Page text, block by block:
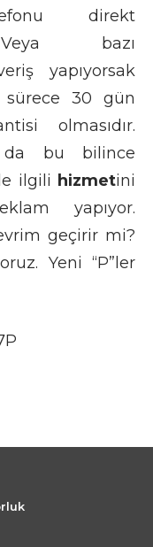
direkt
Veya bazı
yapıyorsak
sürece 30 gün
olmasıdır.
da bu bilince
ilgili hizmetini
yapıyor.
geçirir mi?
Yeni “P”ler